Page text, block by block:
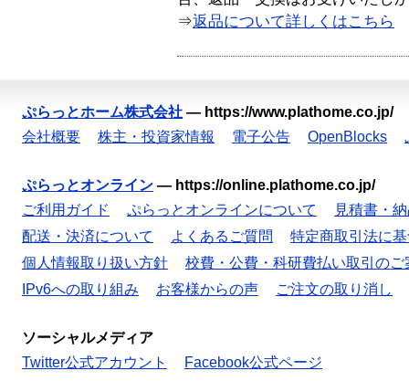
⇒返品について詳しくはこちら
ぷらっとホーム株式会社 — https://www.plathome.co.jp/
会社概要
株主・投資家情報 電子公告 OpenBlocks
ぷらっとオンライン — https://online.plathome.co.jp/
ご利用ガイド
ぷらっとオンラインについて
見積書・
配送・決済について
よくあるご質問
特定商取引法に
個人情報取り扱い方針
校費・公費・科研費払い取引のご
IPv6への取り組み
お客様からの声 ご注文の取り消し
ソーシャルメディア
Twitter公式アカウント
Facebook公式ページ